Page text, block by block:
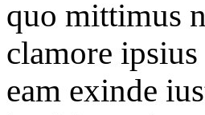
quo mittimus
clamore
eam exinde